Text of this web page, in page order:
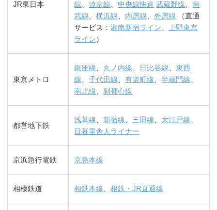
JR東日本
線、埼京線、中央線快速 武蔵野線、南
武線、横浜線、 内房線、外房線 （直通
サービス：湘南新宿ライン、上野東京
ライン）
東京メトロ
銀座線、 丸ノ内線、 日比谷線、東西
線、千代田線、有楽町線、半蔵門線、
南北線、副都心線
都営地下鉄
浅草線、 新宿線、三田線、 大江戸線、
日暮里舎人ライナー
京浜急行電鉄 京急本線
相模鉄道 相鉄本線、相鉄・JR直通線